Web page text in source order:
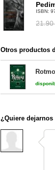
ISBN:
21.90
Otros productos
¿Quiere